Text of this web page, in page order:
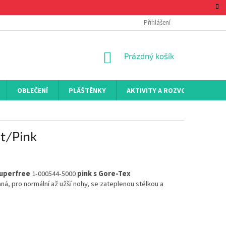
Přihlášení
NÁKUPNÍ
Prázdný košík
OBLEČENÍ PLÁŠTĚNKY AKTIVITY A ROZVOJ
Pink
1-000544-5000pink s Gore-Tex
pro normální až užší nohy, se zateplenou stélkou a